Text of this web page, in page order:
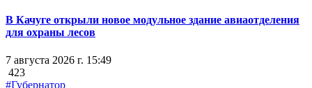
В Качуге открыли новое модульное здание авиаотделения
для охраны лесов
7 августа 2026 г. 15:49
423
#Губернатор